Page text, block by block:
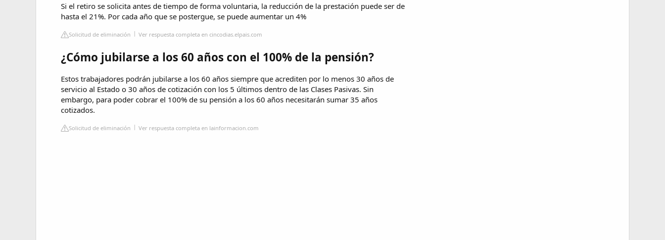
Si el retiro se solicita antes de tiempo de forma voluntaria, la reducción de la prestación puede ser de
hasta el 21%. Por cada año que se postergue, se puede aumentar un 4%
Solicitud de eliminación Ver respuesta completa en cincodias.elpais.com
¿Cómo jubilarse a los 60 años con el 100% de la pensión?
Estos trabajadores podrán jubilarse a los 60 años siempre que acrediten por lo menos 30 años de
servicio al Estado o 30 años de cotización con los 5 últimos dentro de las Clases Pasivas. Sin
embargo, para poder cobrar el 100% de su pensión a los 60 años necesitarán sumar 35 años
cotizados.
Solicitud de eliminación Ver respuesta completa en lainformacion.com